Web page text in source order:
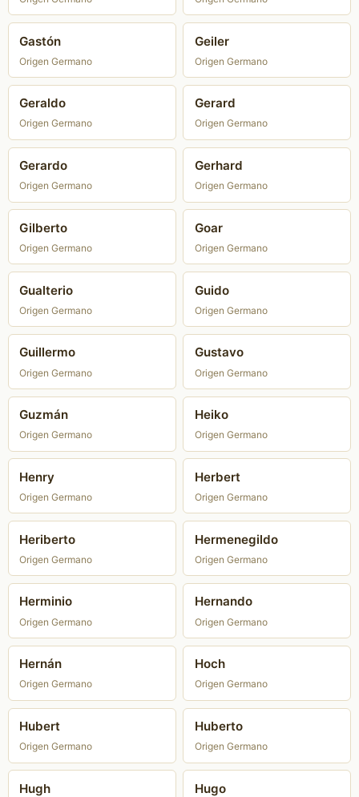
Gastón
Origen Germano
Geiler
Origen Germano
Geraldo
Origen Germano
Gerard
Origen Germano
Gerardo
Origen Germano
Gerhard
Origen Germano
Gilberto
Origen Germano
Goar
Origen Germano
Gualterio
Origen Germano
Guido
Origen Germano
Guillermo
Origen Germano
Gustavo
Origen Germano
Guzmán
Origen Germano
Heiko
Origen Germano
Henry
Origen Germano
Herbert
Origen Germano
Heriberto
Origen Germano
Hermenegildo
Origen Germano
Herminio
Origen Germano
Hernando
Origen Germano
Hernán
Origen Germano
Hoch
Origen Germano
Hubert
Origen Germano
Huberto
Origen Germano
Hugh Hugo